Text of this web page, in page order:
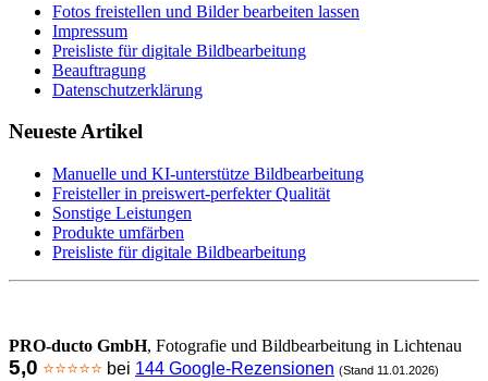
Fotos freistellen und Bilder bearbeiten lassen
Impressum
Preisliste für digitale Bildbearbeitung
Beauftragung
Datenschutzerklärung
Neueste Artikel
Manuelle und KI-unterstütze Bildbearbeitung
Freisteller in preiswert-perfekter Qualität
Sonstige Leistungen
Produkte umfärben
Preisliste für digitale Bildbearbeitung
PRO-ducto GmbH, Fotografie und Bildbearbeitung in Lichtenau
5,0 ⭐⭐⭐⭐⭐ bei 144 Google-Rezensionen (Stand 11.01.2026)